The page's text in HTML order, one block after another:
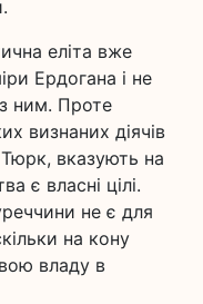
еліта вже
Ердогана і не
ним. Проте
визнаних діячів
вказують на
є власні цілі.
не є для
на кону
владу в